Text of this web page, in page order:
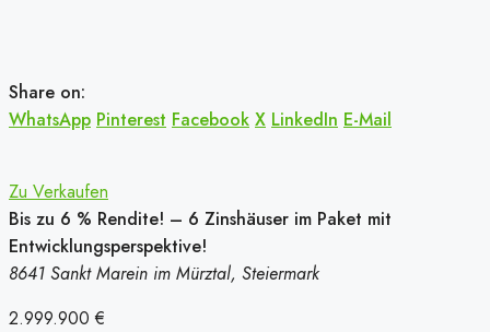
Share on:
WhatsApp Pinterest Facebook X LinkedIn E-Mail
Zu Verkaufen
Bis zu 6 % Rendite! – 6 Zinshäuser im Paket mit
Entwicklungsperspektive!
8641 Sankt Marein im Mürztal, Steiermark
2.999.900 €